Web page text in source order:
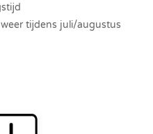
tijdens juli/augustus